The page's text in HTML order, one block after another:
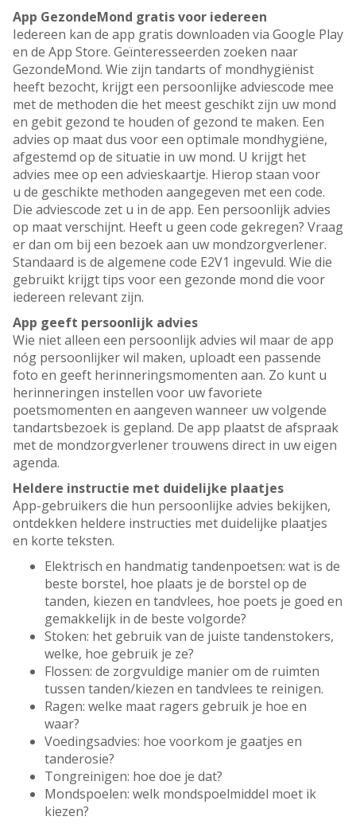
App GezondeMond gratis voor iedereen
Iedereen kan de app gratis downloaden via Google Play
en de App Store. Geïnteresseerden zoeken naar
GezondeMond. Wie zijn tandarts of mondhygiënist
heeft bezocht, krijgt een persoonlijke adviescode mee
met de methoden die het meest geschikt zijn uw mond
en gebit gezond te houden of gezond te maken. Een
advies op maat dus voor een optimale mondhygiëne,
afgestemd op de situatie in uw mond. U krijgt het
advies mee op een advieskaartje. Hierop staan voor
u de geschikte methoden aangegeven met een code.
Die adviescode zet u in de app. Een persoonlijk advies
op maat verschijnt. Heeft u geen code gekregen? Vraag
er dan om bij een bezoek aan uw mondzorgverlener.
Standaard is de algemene code E2V1 ingevuld. Wie die
gebruikt krijgt tips voor een gezonde mond die voor
iedereen relevant zijn.
App geeft persoonlijk advies
Wie niet alleen een persoonlijk advies wil maar de app
nóg persoonlijker wil maken, uploadt een passende
foto en geeft herinneringsmomenten aan. Zo kunt u
herinneringen instellen voor uw favoriete
poetsmomenten en aangeven wanneer uw volgende
tandartsbezoek is gepland. De app plaatst de afspraak
met de mondzorgverlener trouwens direct in uw eigen
agenda.
Heldere instructie met duidelijke plaatjes
App-gebruikers die hun persoonlijke advies bekijken,
ontdekken heldere instructies met duidelijke plaatjes
en korte teksten.
Elektrisch en handmatig tandenpoetsen: wat is de
beste borstel, hoe plaats je de borstel op de
tanden, kiezen en tandvlees, hoe poets je goed en
gemakkelijk in de beste volgorde?
Stoken: het gebruik van de juiste tandenstokers,
welke, hoe gebruik je ze?
Flossen: de zorgvuldige manier om de ruimten
tussen tanden/kiezen en tandvlees te reinigen.
Ragen: welke maat ragers gebruik je hoe en
waar?
Voedingsadvies: hoe voorkom je gaatjes en
tanderosie?
Tongreinigen: hoe doe je dat?
Mondspoelen: welk mondspoelmiddel moet ik
kiezen?